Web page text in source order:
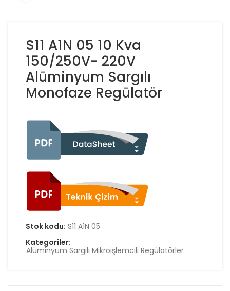
S11 A1N 05 10 Kva
150/250V- 220V
Alüminyum Sargılı
Monofaze Regülatör
Stok kodu: S11 A1N 05
Kategoriler:
Alüminyum Sargılı Mikroişlemcili Regülatörler